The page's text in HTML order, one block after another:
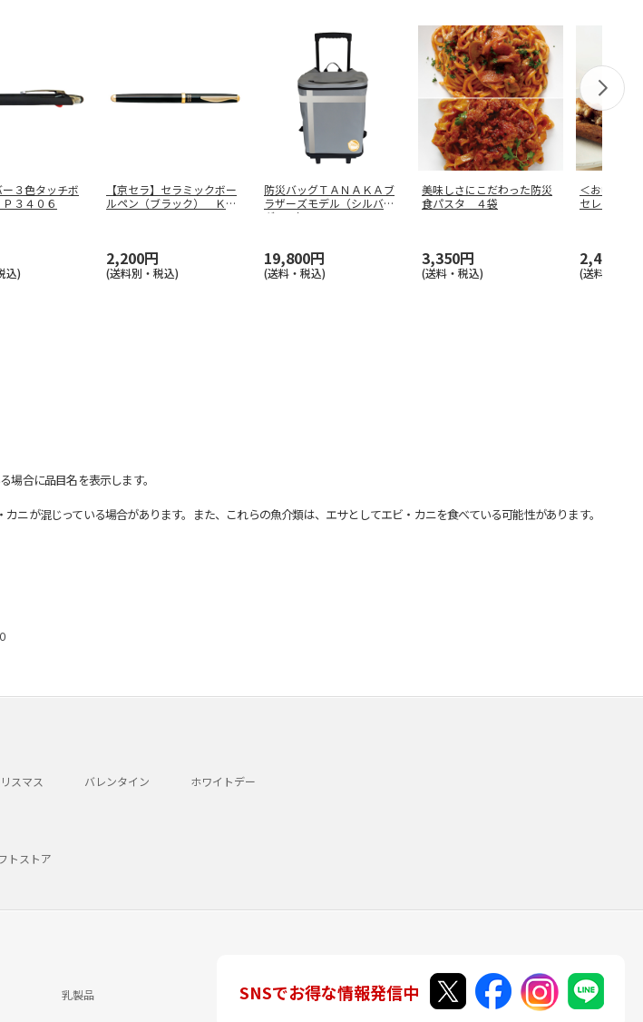
ー３色タッチボ
３４０６
込)
【京セラ】セラミックボー
ルペン（ブラック） ＫＣ
2,200円
(送料別・税込)
防災バッグＴＡＮＡＫＡブ
ラザーズモデル（シルバー
グレー）
19,800円
(送料・税込)
美味しさにこだわった防災
食パスタ ４袋
3,350円
(送料・税込)
＜お中元＞
セレクショ
2,480円
(送料・税込)
合に品目名を表示します。
が混じっている場合があります。また、これらの魚介類は、エサとしてエビ・カニを食べている可能性があります。
スマス バレンタイン ホワイトデー
トストア
乳製品 SNSでお得な情報発信中